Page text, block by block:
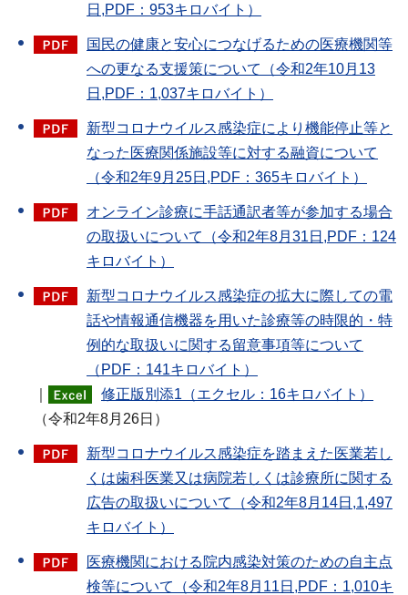
日,PDF：953キロバイト）
国民の健康と安心につなげるための医療機関等
への更なる支援策について（令和2年10月13
日,PDF：1,037キロバイト）
新型コロナウイルス感染症により機能停止等と
なった医療関係施設等に対する融資について
（令和2年9月25日,PDF：365キロバイト）
オンライン診療に手話通訳者等が参加する場合
の取扱いについて（令和2年8月31日,PDF：124
キロバイト）
新型コロナウイルス感染症の拡大に際しての電
話や情報通信機器を用いた診療等の時限的・特
例的な取扱いに関する留意事項等について
（PDF：141キロバイト）
修正版別添1（エクセル：16キロバイト）
（令和2年8月26日）
新型コロナウイルス感染症を踏まえた医業若し
くは歯科医業又は病院若しくは診療所に関する
広告の取扱いについて（令和2年8月14日,1,497
キロバイト）
医療機関における院内感染対策のための自主点
検等について（令和2年8月11日,PDF：1,010キ